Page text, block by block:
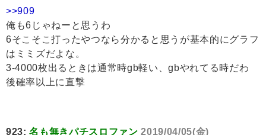
>>909
俺も6じゃねーと思うわ
6そこそこ打ったやつなら分かると思うが基本的にグラフ
はミミズだよな。
3-4000枚出るときは通常時gb軽い、gbやれてる時だわ
後確率以上に直撃
923:名も無きパチスロファン 2019/04/05(金)